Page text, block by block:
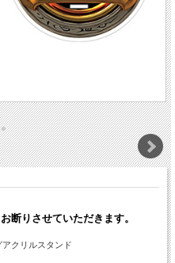
断りさせていただきます。
クリルスタンド